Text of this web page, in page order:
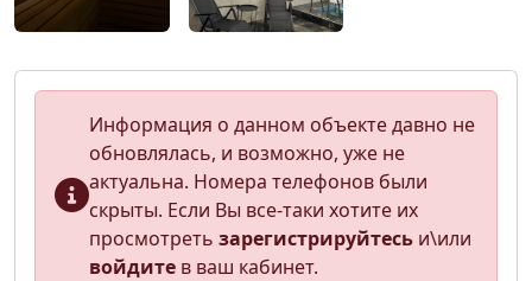
Информация о данном объекте давно не
обновлялась, и возможно, уже не
актуальна. Номера телефонов были
скрыты. Если Вы все-таки хотите их
просмотреть зарегистрируйтесь и\или
войдите в ваш кабинет.